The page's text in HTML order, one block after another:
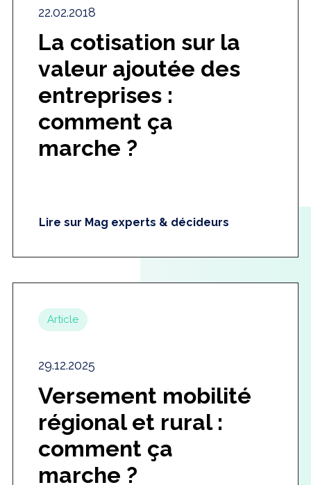
22.02.2018
La cotisation sur la
valeur ajoutée des
entreprises :
comment ça
marche ?
Lire sur Mag experts & décideurs
Article
29.12.2025
Versement mobilité
régional et rural :
comment ça
marche ?